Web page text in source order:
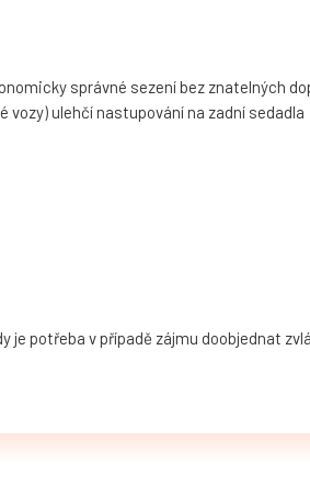
správné sezení bez znatelných
vozy) ulehčí nastupování na zadní sedadla
je potřeba v případě zájmu doobjednat